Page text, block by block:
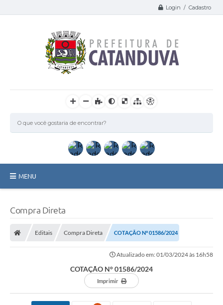
Login / Cadastro
MENU
Compra Direta
Editais Compra Direta COTAÇÃO N° 01586/2024
Atualizado em: 01/03/2024 às 16h58
COTAÇÃO N° 01586/2024
Imprimir